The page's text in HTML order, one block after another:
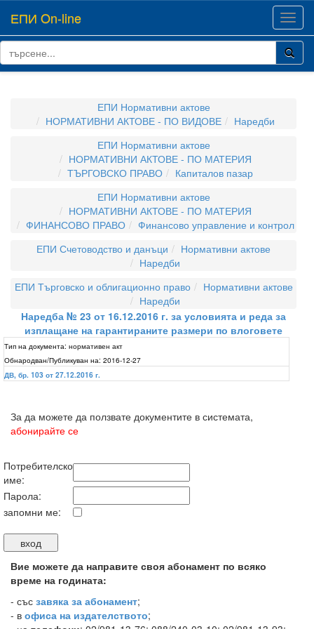
ЕПИ On-line
ЕПИ Нормативни актове
НОРМАТИВНИ АКТОВЕ - ПО ВИДОВЕ
Наредби
ЕПИ Нормативни актове
НОРМАТИВНИ АКТОВЕ - ПО МАТЕРИЯ
ТЪРГОВСКО ПРАВО
Капиталов пазар
ЕПИ Нормативни актове
НОРМАТИВНИ АКТОВЕ - ПО МАТЕРИЯ
ФИНАНСОВО ПРАВО
Финансово управление и контрол
ЕПИ Счетоводство и данъци
Нормативни актове
Наредби
ЕПИ Търговско и облигационно право
Нормативни актове
Наредби
Наредба № 23 от 16.12.2016 г. за условията и реда за
изплащане на гарантираните размери по влоговете
Тип на документа: нормативен акт
Обнародван/Публикуван на: 2016-12-27
ДВ, бр. 103 от 27.12.2016 г.
За да можете да ползвате документите в системата,
абонирайте се
Потребителско
име:
Парола:
запомни ме:
Вие можете да направите своя абонамент по всяко
време на годината:
- със завяка за абонамент;
- в офиса на издателството;